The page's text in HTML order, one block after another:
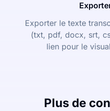
Exporter le texte
(txt, pdf, docx, srt,
lien pour le
Plus de